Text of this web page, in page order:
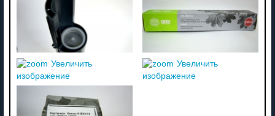
Увеличить
изображение
Увеличить
изображение